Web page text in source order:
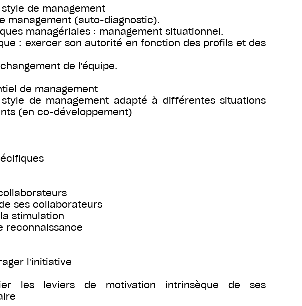
de management
management (auto-diagnostic).
managériales : management situationnel.
: exercer son autorité en fonction des profils et des
de l'équipe.
de management
de management adapté à différentes situations
(en co-développement)
ses collaborateurs
stimulation
reconnaissance
l'initiative
les leviers de motivation intrinsèque de ses